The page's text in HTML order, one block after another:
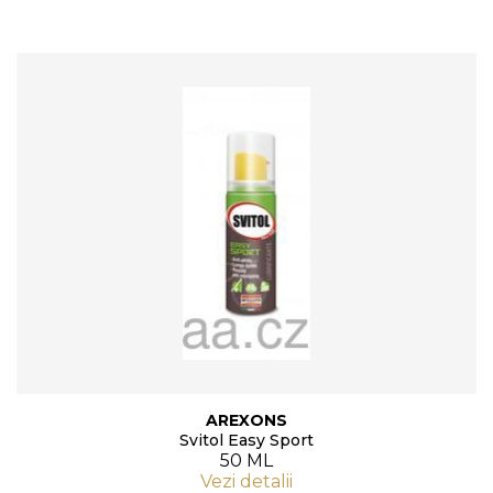
AREXONS
Svitol Easy Sport
50 ML
Vezi detalii